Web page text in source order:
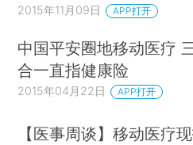
2015年11月09日 APP打开
中国平安圈地移动医疗
合一直指健康险
2015年04月22日 APP打开
【医事周谈】移动医疗